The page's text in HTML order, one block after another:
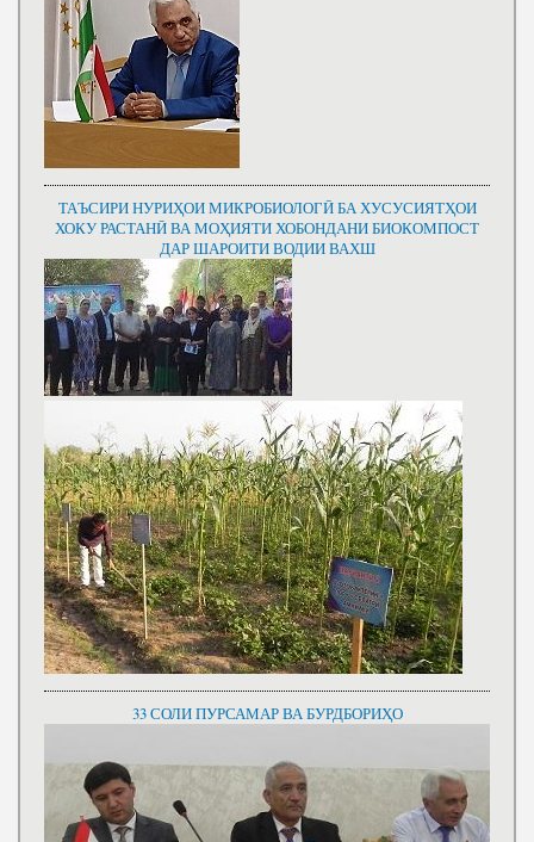
ТАЪСИРИ НУРИҲОИ МИКРОБИОЛОГӢ БА ХУСУСИЯТҲОИ
ХОКУ РАСТАНӢ ВА МОҲИЯТИ ХОБОНДАНИ БИОКОМПОСТ
ДАР ШАРОИТИ ВОДИИ ВАХШ
33 СОЛИ ПУРСАМАР ВА БУРДБОРИҲО